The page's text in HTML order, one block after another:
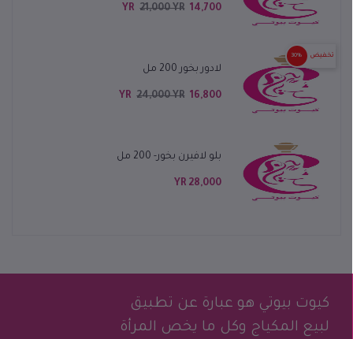
14,700 YR
21,000 YR
تخفيض
لادور بخور 200 مل
16,800 YR
24,000 YR
بلو لافيرن بخور- 200 مل
28,000 YR
كيوت بيوتي هو عبارة عن تطبيق
لبيع المكياج وكل ما يخص المرأة